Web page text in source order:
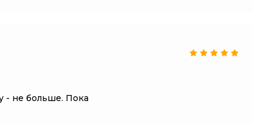
- не больше. Пока